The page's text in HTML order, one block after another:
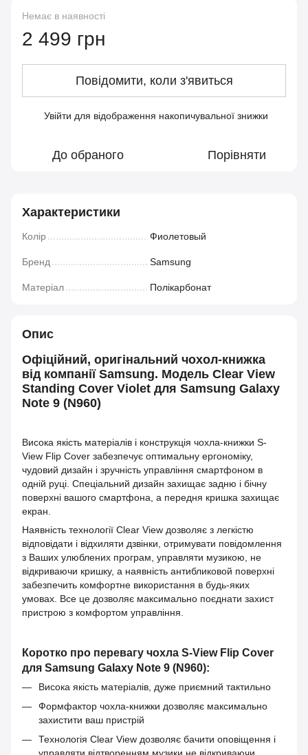
Немає в наявності
2 499 грн
Повідомити, коли з'явиться
Увійти для відображення накопичувальної знижки
До обраного Порівняти
Характеристики
Колір Фиолетовый
Бренд Samsung
Матеріал Полікарбонат
Опис
Офіційний, оригінальний чохол-книжка
від компанії Samsung. Модель Clear View
Standing Cover Violet для Samsung Galaxy
Note 9 (N960)
Висока якість матеріалів і конструкція чохла-книжки S-
View Flip Cover забезпечує оптимальну ергономіку,
чудовий дизайн і зручність управління смартфоном в
одній руці. Спеціальний дизайн захищає задню і бічну
поверхні вашого смартфона, а передня кришка захищає
екран.
Наявність технології Clear View дозволяє з легкістю
відповідати і відхиляти дзвінки, отримувати повідомлення
з Ваших улюблених програм, управляти музикою, не
відкриваючи кришку, а наявність антибликовой поверхні
забезпечить комфортне використання в будь-яких
умовах. Все це дозволяє максимально поєднати захист
пристрою з комфортом управління.
Коротко про перевагу чохла S-View Flip Cover
для Samsung Galaxy Note 9 (N960):
Висока якість матеріалів, дуже приємний тактильно
Формфактор чохла-книжки дозволяє максимально
захистити ваш пристрій
Технологія Clear View дозволяє бачити оповіщення і